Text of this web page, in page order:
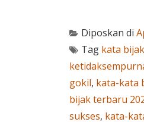
Diposkan di
Tag kata
gokil, kata-kata
bijak terbaru
sukses, kata-